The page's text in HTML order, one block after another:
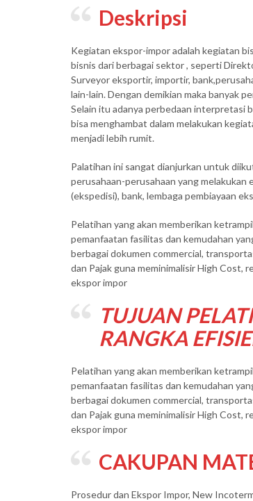
Deskripsi
Kegiatan ekspor-impor adalah kegiatan
bisnis dari berbagai sektor , seperti
Surveyor eksportir, importir,
lain-lain. Dengan demikian maka banyak
Selain itu adanya perbedaan interpretasi
bisa menghambat dalam melakukan
menjadi lebih rumit.
Palatihan ini sangat dianjurkan untuk
perusahaan-perusahaan yang melakukan
(ekspedisi), bank, lembaga pembiayaan
Pelatihan yang akan memberikan
pemanfaatan fasilitas dan kemudahan
berbagai dokumen commercial,
dan Pajak guna meminimalisir High Cost,
ekspor impor
TUJUAN
RANGKA
Pelatihan yang akan memberikan
pemanfaatan fasilitas dan kemudahan
berbagai dokumen commercial,
dan Pajak guna meminimalisir High Cost,
ekspor impor
CAKUPAN
Prosedur dan Ekspor Impor, New